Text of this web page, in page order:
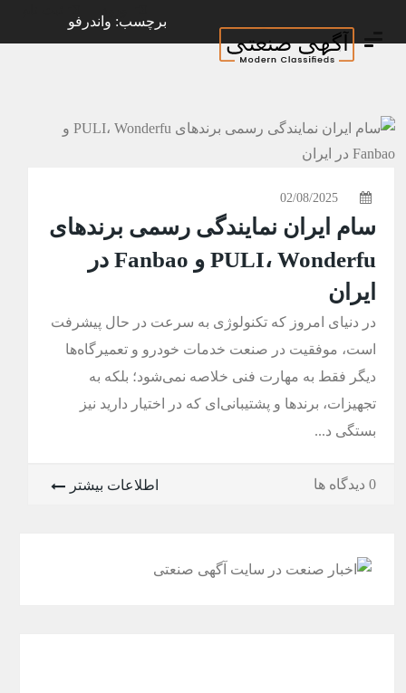
برچسب: واندرفو
02/08/2025
سام ایران نمایندگی رسمی برندهای
PULI، Wonderfu و Fanbao در
ایران
در دنیای امروز که تکنولوژی به سرعت در حال پیشرفت
است، موفقیت در صنعت خدمات خودرو و تعمیرگاه‌ها
دیگر فقط به مهارت فنی خلاصه نمی‌شود؛ بلکه به
تجهیزات، برندها و پشتیبانی‌ای که در اختیار دارید نیز
بستگی د...
0 دیدگاه ها اطلاعات بیشتر